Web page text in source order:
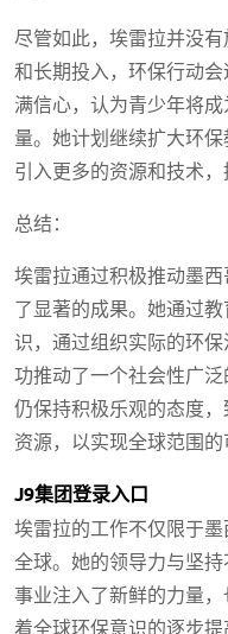
尽管如此，埃雷拉并没
和长期投入，环保行动
满信心，认为青少年将
量。她计划继续扩大环保
引入更多的资源和技术，
总结：
埃雷拉通过积极推动墨
了显著的成果。她通过
识，通过组织实际的环
功推动了一个社会性广
仍保持积极乐观的态度
资源，以实现全球范围的
J9集团登录入口
埃雷拉的工作不仅限于
全球。她的领导力与坚
事业注入了新鲜的力量
着全球环保意识的逐步